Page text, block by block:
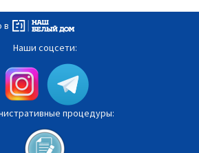
в
Наши соцсети:
процедуры: